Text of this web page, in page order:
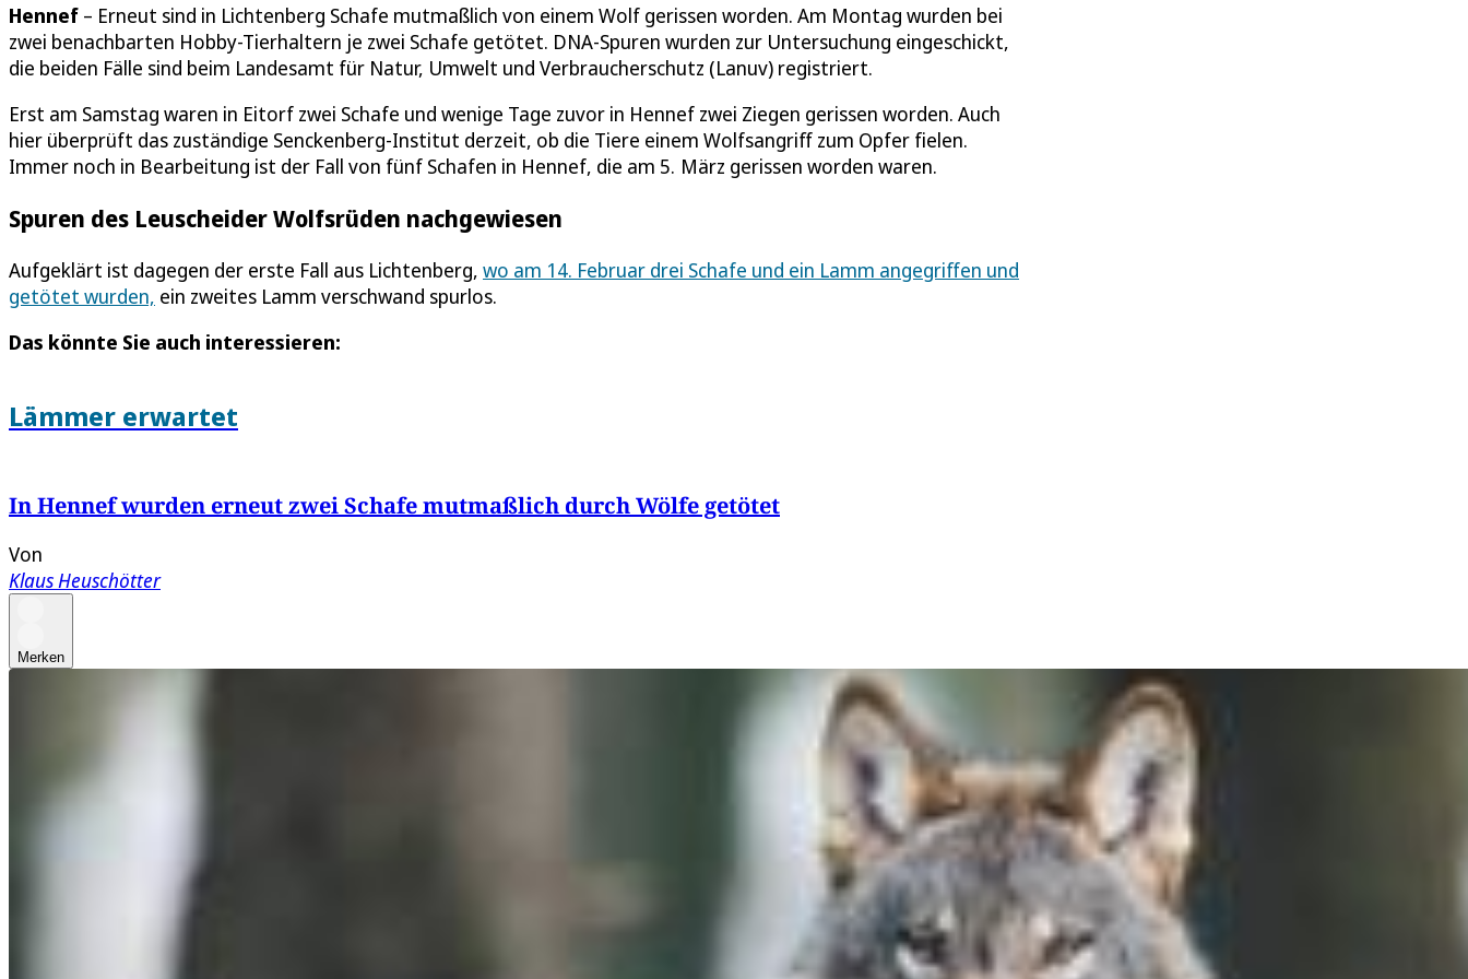
Hennef – Erneut sind in Lichtenberg Schafe mutmaßlich von einem Wolf gerissen worden. Am Montag wurden bei
zwei benachbarten Hobby-Tierhaltern je zwei Schafe getötet. DNA-Spuren wurden zur Untersuchung eingeschickt,
die beiden Fälle sind beim Landesamt für Natur, Umwelt und Verbraucherschutz (Lanuv) registriert.
Erst am Samstag waren in Eitorf zwei Schafe und wenige Tage zuvor in Hennef zwei Ziegen gerissen worden. Auch
hier überprüft das zuständige Senckenberg-Institut derzeit, ob die Tiere einem Wolfsangriff zum Opfer fielen.
Immer noch in Bearbeitung ist der Fall von fünf Schafen in Hennef, die am 5. März gerissen worden waren.
Spuren des Leuscheider Wolfsrüden nachgewiesen
Aufgeklärt ist dagegen der erste Fall aus Lichtenberg, wo am 14. Februar drei Schafe und ein Lamm angegriffen und
getötet wurden, ein zweites Lamm verschwand spurlos.
Das könnte Sie auch interessieren:
Lämmer erwartet
In Hennef wurden erneut zwei Schafe mutmaßlich durch Wölfe getötet
Von
Klaus Heuschötter
Merken